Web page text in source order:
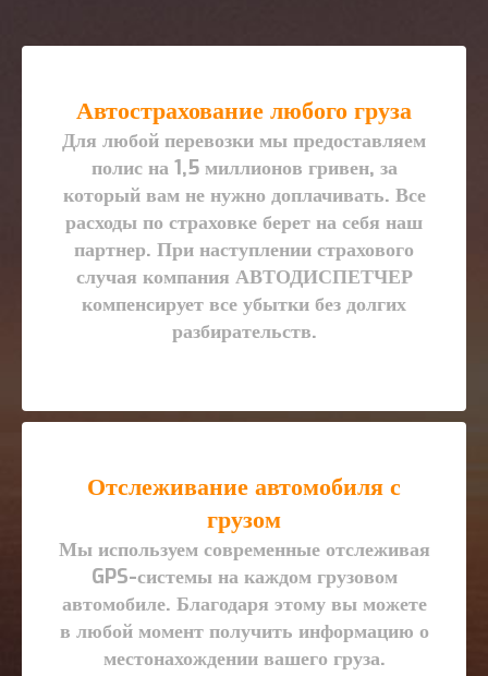
Автострахование любого груза
Для любой перевозки мы предоставляем
полис на 1,5 миллионов гривен, за
который вам не нужно доплачивать. Все
расходы по страховке берет на себя наш
партнер. При наступлении страхового
случая компания АВТОДИСПЕТЧЕР
компенсирует все убытки без долгих
разбирательств.
Отслеживание автомобиля с
грузом
Мы используем современные отслеживая
GPS-системы на каждом грузовом
автомобиле. Благодаря этому вы можете
в любой момент получить информацию о
местонахождении вашего груза.